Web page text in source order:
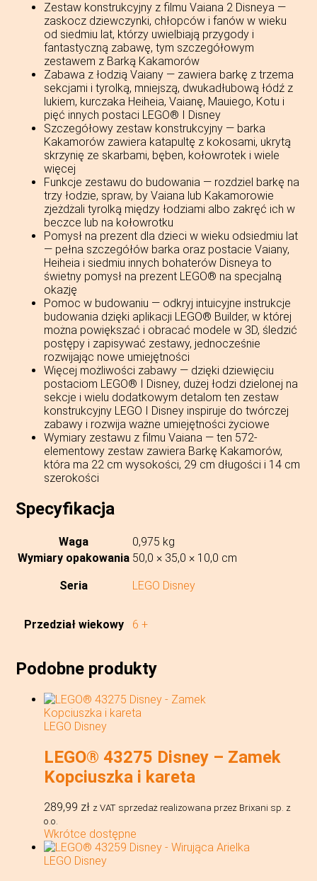
Zestaw konstrukcyjny z filmu Vaiana 2 Disneya —
zaskocz dziewczynki, chłopców i fanów w wieku
od siedmiu lat, którzy uwielbiają przygody i
fantastyczną zabawę, tym szczegółowym
zestawem z Barką Kakamorów
Zabawa z łodzią Vaiany — zawiera barkę z trzema
sekcjami i tyrolką, mniejszą, dwukadłubową łódź z
lukiem, kurczaka Heiheia, Vaianę, Mauiego, Kotu i
pięć innych postaci LEGO® ǀ Disney
Szczegółowy zestaw konstrukcyjny — barka
Kakamorów zawiera katapultę z kokosami, ukrytą
skrzynię ze skarbami, bęben, kołowrotek i wiele
więcej
Funkcje zestawu do budowania — rozdziel barkę na
trzy łodzie, spraw, by Vaiana lub Kakamorowie
zjeżdżali tyrolką między łodziami albo zakręć ich w
beczce lub na kołowrotku
Pomysł na prezent dla dzieci w wieku odsiedmiu lat
— pełna szczegółów barka oraz postacie Vaiany,
Heiheia i siedmiu innych bohaterów Disneya to
świetny pomysł na prezent LEGO® na specjalną
okazję
Pomoc w budowaniu — odkryj intuicyjne instrukcje
budowania dzięki aplikacji LEGO® Builder, w której
można powiększać i obracać modele w 3D, śledzić
postępy i zapisywać zestawy, jednocześnie
rozwijając nowe umiejętności
Więcej możliwości zabawy — dzięki dziewięciu
postaciom LEGO® ǀ Disney, dużej łodzi dzielonej na
sekcje i wielu dodatkowym detalom ten zestaw
konstrukcyjny LEGO ǀ Disney inspiruje do twórczej
zabawy i rozwija ważne umiejętności życiowe
Wymiary zestawu z filmu Vaiana — ten 572-
elementowy zestaw zawiera Barkę Kakamorów,
która ma 22 cm wysokości, 29 cm długości i 14 cm
szerokości
Specyfikacja
Waga
0,975 kg
Wymiary opakowania 50,0 × 35,0 × 10,0 cm
Seria LEGO Disney
Przedział wiekowy 6 +
Podobne produkty
LEGO Disney
LEGO® 43275 Disney – Zamek
Kopciuszka i kareta
289,99 zł z VAT sprzedaż realizowana przez Brixani sp. z
o.o.
Wkrótce dostępne
LEGO Disney